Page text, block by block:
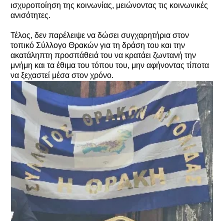
ισχυροποίηση της κοινωνίας, μειώνοντας τις κοινωνικές
ανισότητες.
Τέλος, δεν παρέλειψε να δώσει συγχαρητήρια στον
τοπικό Σύλλογο Θρακών για τη δράση του και την
ακατάληπτη προσπάθειά του να κρατάει ζωντανή την
μνήμη και τα έθιμα του τόπου του, μην αφήνοντας τίποτα
να ξεχαστεί μέσα στον χρόνο.